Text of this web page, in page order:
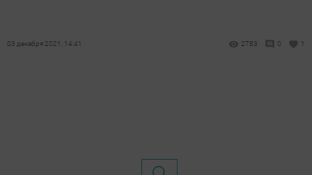
03 декабря 2021, 14:41 2783 0 1